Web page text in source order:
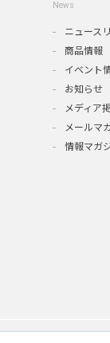
News
ニュース
商品情報
イベント
お知らせ
メディア
メールマ
情報マガ